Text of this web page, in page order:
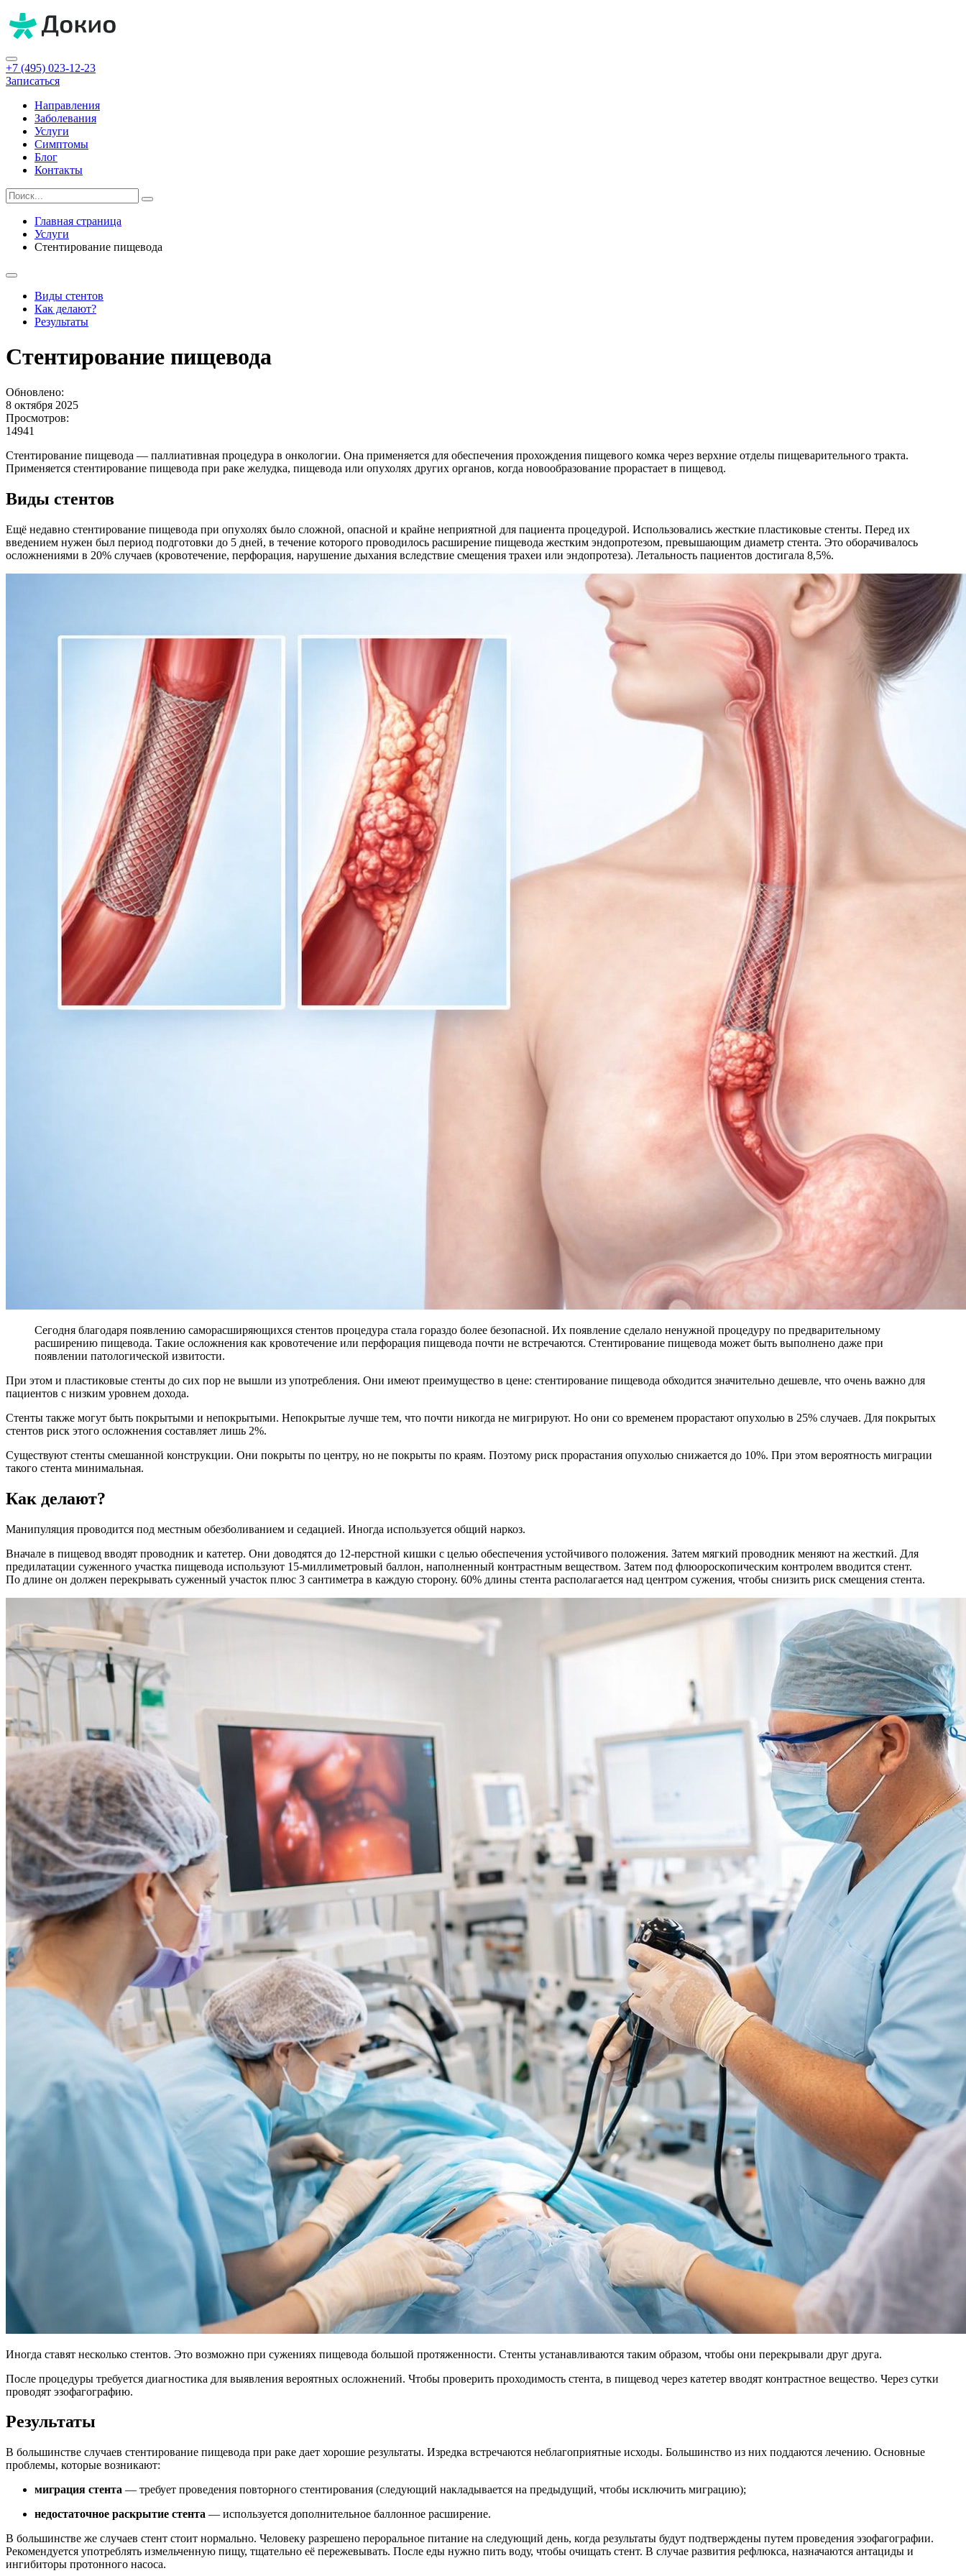
+7 (495) 023-12-23
Записаться
Направления
Заболевания
Услуги
Симптомы
Блог
Контакты
Главная страница
Услуги
Стентирование пищевода
Виды стентов
Как делают?
Результаты
Стентирование пищевода
Обновлено:
8 октября 2025
Просмотров:
14941
Стентирование пищевода — паллиативная процедура в онкологии. Она применяется для обеспечения прохождения пищевого комка через верхние отделы пищеварительного тракта.
Применяется стентирование пищевода при раке желудка, пищевода или опухолях других органов, когда новообразование прорастает в пищевод.
Виды стентов
Ещё недавно стентирование пищевода при опухолях было сложной, опасной и крайне неприятной для пациента процедурой. Использовались жесткие пластиковые стенты. Перед их
введением нужен был период подготовки до 5 дней, в течение которого проводилось расширение пищевода жестким эндопротезом, превышающим диаметр стента. Это оборачивалось
осложнениями в 20% случаев (кровотечение, перфорация, нарушение дыхания вследствие смещения трахеи или эндопротеза). Летальность пациентов достигала 8,5%.
Сегодня благодаря появлению саморасширяющихся стентов процедура стала гораздо более безопасной. Их появление сделало ненужной процедуру по предварительному
расширению пищевода. Такие осложнения как кровотечение или перфорация пищевода почти не встречаются. Стентирование пищевода может быть выполнено даже при
появлении патологической извитости.
При этом и пластиковые стенты до сих пор не вышли из употребления. Они имеют преимущество в цене: стентирование пищевода обходится значительно дешевле, что очень важно для
пациентов с низким уровнем дохода.
Стенты также могут быть покрытыми и непокрытыми. Непокрытые лучше тем, что почти никогда не мигрируют. Но они со временем прорастают опухолью в 25% случаев. Для покрытых
стентов риск этого осложнения составляет лишь 2%.
Существуют стенты смешанной конструкции. Они покрыты по центру, но не покрыты по краям. Поэтому риск прорастания опухолью снижается до 10%. При этом вероятность миграции
такого стента минимальная.
Как делают?
Манипуляция проводится под местным обезболиванием и седацией. Иногда используется общий наркоз.
Вначале в пищевод вводят проводник и катетер. Они доводятся до 12-перстной кишки с целью обеспечения устойчивого положения. Затем мягкий проводник меняют на жесткий. Для
предилатации суженного участка пищевода используют 15-миллиметровый баллон, наполненный контрастным веществом. Затем под флюороскопическим контролем вводится стент.
По длине он должен перекрывать суженный участок плюс 3 сантиметра в каждую сторону. 60% длины стента располагается над центром сужения, чтобы снизить риск смещения стента.
Иногда ставят несколько стентов. Это возможно при сужениях пищевода большой протяженности. Стенты устанавливаются таким образом, чтобы они перекрывали друг друга.
После процедуры требуется диагностика для выявления вероятных осложнений. Чтобы проверить проходимость стента, в пищевод через катетер вводят контрастное вещество. Через сутки
проводят эзофагографию.
Результаты
В большинстве случаев стентирование пищевода при раке дает хорошие результаты. Изредка встречаются неблагоприятные исходы. Большинство из них поддаются лечению. Основные
проблемы, которые возникают:
миграция стента — требует проведения повторного стентирования (следующий накладывается на предыдущий, чтобы исключить миграцию);
недостаточное раскрытие стента — используется дополнительное баллонное расширение.
В большинстве же случаев стент стоит нормально. Человеку разрешено пероральное питание на следующий день, когда результаты будут подтверждены путем проведения эзофагографии.
Рекомендуется употреблять измельченную пищу, тщательно её пережевывать. После еды нужно пить воду, чтобы очищать стент. В случае развития рефлюкса, назначаются антациды и
ингибиторы протонного насоса.